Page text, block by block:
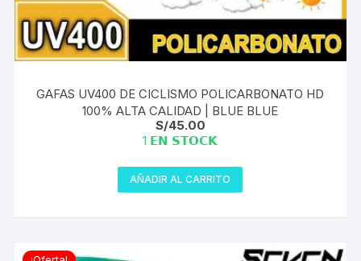
GAFAS UV400 DE CICLISMO POLICARBONATO HD
100% ALTA CALIDAD | BLUE BLUE
S/45.00
1 𝗘𝗡 𝗦𝗧𝗢𝗖𝗞
AÑADIR AL CARRITO